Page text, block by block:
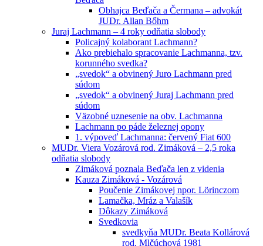
Obhajca Beďača a Čermana – advokát
JUDr. Allan Bőhm
Juraj Lachmann – 4 roky odňatia slobody
Policajný kolaborant Lachmann?
Ako prebiehalo spracovanie Lachmanna, tzv.
korunného svedka?
„svedok“ a obvinený Juro Lachmann pred
súdom
„svedok“ a obvinený Juraj Lachmann pred
súdom
Väzobné uznesenie na obv. Lachmanna
Lachmann po páde železnej opony
1. výpoveď Lachmanna: červený Fiat 600
MUDr. Viera Vozárová rod. Zimáková – 2,5 roka
odňatia slobody
Zimáková poznala Beďača len z videnia
Kauza Zimáková - Vozárová
Poučenie Zimákovej npor. Lörinczom
Lamačka, Mráz a Valašík
Dôkazy Zimáková
Svedkovia
svedkyňa MUDr. Beata Kollárová
rod. Mlčúchová 1981